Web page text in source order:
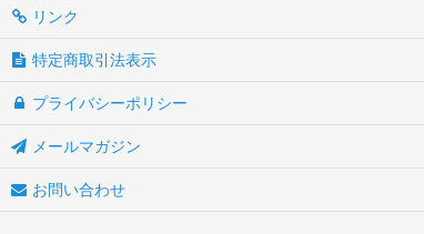
リンク
特定商取引法表示
プライバシーポリシー
メールマガジン
お問い合わせ